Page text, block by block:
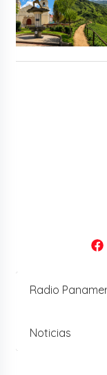
Radio
Noticias